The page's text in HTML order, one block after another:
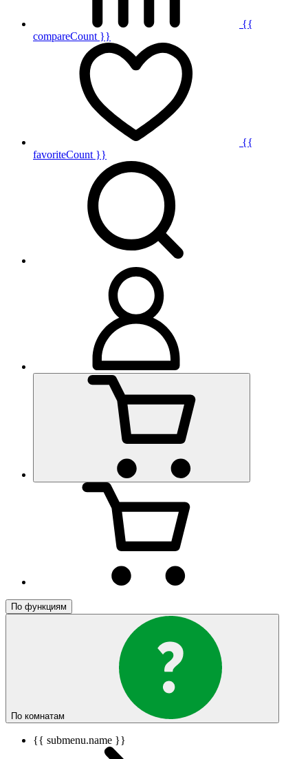
{{
compareCount }}
{{
favoriteCount }}
По функциям
По комнатам
{{ submenu.name }}